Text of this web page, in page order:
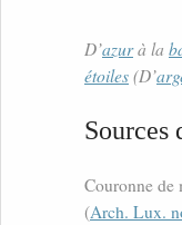
D’azurà la
étoiles(D’
Sources
Couronne de
(Arch. Lux.